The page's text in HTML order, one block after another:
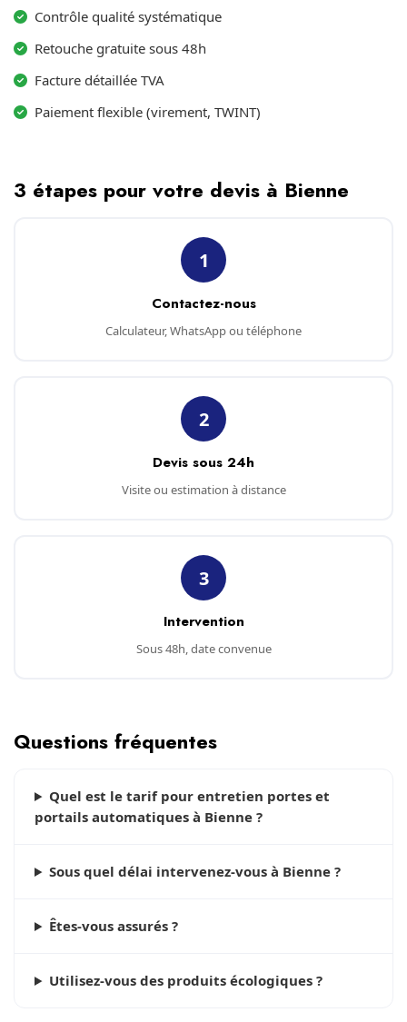
Contrôle qualité systématique
Retouche gratuite sous 48h
Facture détaillée TVA
Paiement flexible (virement, TWINT)
3 étapes pour votre devis à Bienne
1
Contactez-nous
Calculateur, WhatsApp ou téléphone
2
Devis sous 24h
Visite ou estimation à distance
3
Intervention
Sous 48h, date convenue
Questions fréquentes
Quel est le tarif pour entretien portes et
portails automatiques à Bienne ?
Sous quel délai intervenez-vous à Bienne ?
Êtes-vous assurés ?
Utilisez-vous des produits écologiques ?